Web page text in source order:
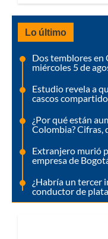
Lo último
Dos temblores en
miércoles 5 de
Estudio revela a
cascos
¿Por qué están
Colombia? Cifras,
Extranjero murió
empresa de
¿Habría un tercer
conductor de